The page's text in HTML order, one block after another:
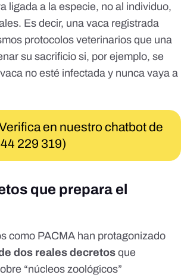
ligada a la especie, no al individuo,
Es decir, una vaca registrada
protocolos veterinarios que una
su sacrificio si, por ejemplo, se
no esté infectada y nunca vaya a
en nuestro chatbot de
229 319)
que prepara el
como PACMA han protagonizado
dos reales decretosque
“núcleos zoológicos”